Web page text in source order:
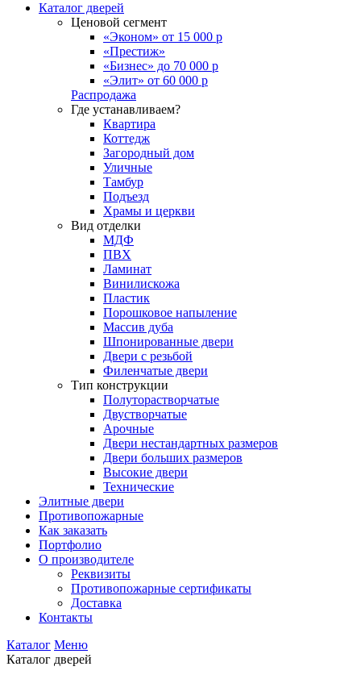
Каталог дверей
Ценовой сегмент
«Эконом» от 15 000 р
«Престиж»
«Бизнес» до 70 000 р
«Элит» от 60 000 р
Распродажа
Где устанавливаем?
Квартира
Коттедж
Загородный дом
Уличные
Тамбур
Подъезд
Храмы и церкви
Вид отделки
МДФ
ПВХ
Ламинат
Винилискожа
Пластик
Порошковое напыление
Массив дуба
Шпонированные двери
Двери с резьбой
Филенчатые двери
Тип конструкции
Полуторастворчатые
Двустворчатые
Арочные
Двери нестандартных размеров
Двери больших размеров
Высокие двери
Технические
Элитные двери
Противопожарные
Как заказать
Портфолио
О производителе
Реквизиты
Противопожарные сертификаты
Доставка
Контакты
Каталог Меню
Каталог дверей